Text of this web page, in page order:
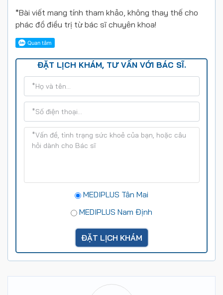
*Bài viết mang tính tham khảo, không thay thế cho
phác đồ điều trị từ bác sĩ chuyên khoa!
ĐẶT LỊCH KHÁM, TƯ VẤN VỚI BÁC SĨ.
MEDIPLUS Tân Mai
MEDIPLUS Nam Định